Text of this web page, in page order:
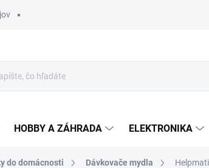
HOBBY A ZÁHRADA ELEKTRONIKA
do domácnosti Dávkovače mydla